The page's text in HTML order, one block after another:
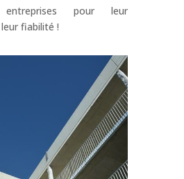
pour leur
fiabilité !